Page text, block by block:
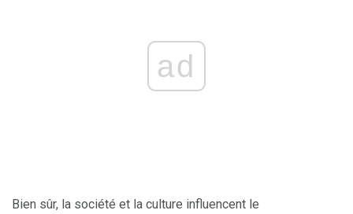
ad
Bien sûr, la société et la culture influencent le